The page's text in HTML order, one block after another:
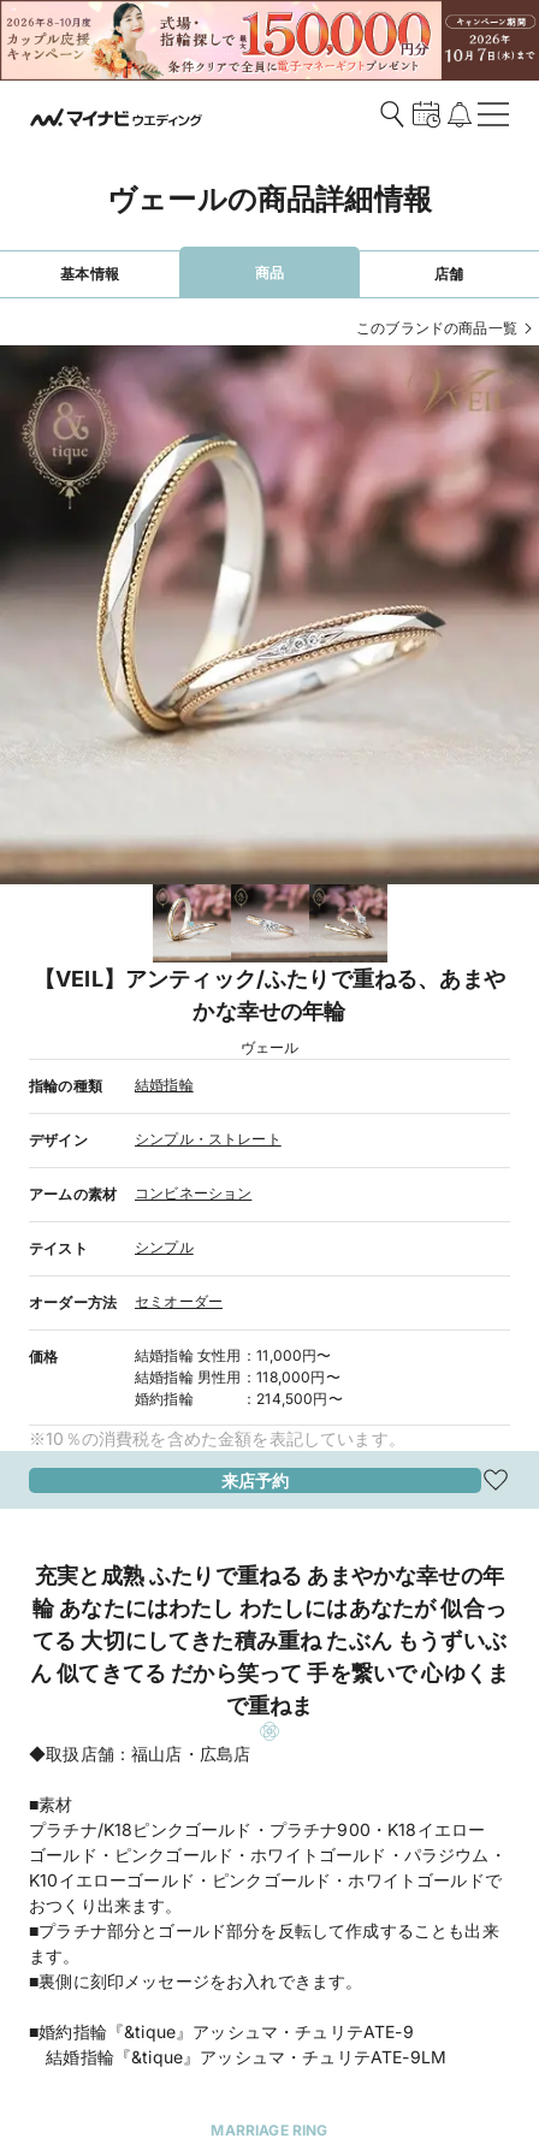
ヴェールの商品詳細情報
基本情報 商品 店舗
このブランドの商品一覧
【VEIL】アンティック/ふたりで重ねる、あまや
かな幸せの年輪
ヴェール
指輪の種類 結婚指輪
デザイン シンプル・ストレート
アームの素材 コンビネーション
テイスト シンプル
オーダー方法 セミオーダー
価格 結婚指輪 女性用 ：11,000円〜
結婚指輪 男性用 ：118,000円〜
婚約指輪
： 214,500円〜
※10％の消費税を含めた金額を表記しています。
来店予約
充実と成熟 ふたりで重ねる あまやかな幸せの年
輪 あなたにはわたし わたしにはあなたが 似合っ
てる 大切にしてきた積み重ね たぶん もうずいぶ
ん 似てきてる だから笑って 手を繋いで 心ゆくま
で重ねま
◆取扱店舗：福山店・広島店
■素材
プラチナ/K18ピンクゴールド・プラチナ900・K18イエロー
ゴールド・ピンクゴールド・ホワイトゴールド・パラジウム・
K10イエローゴールド・ピンクゴールド・ホワイトゴールドで
おつくり出来ます。
■プラチナ部分とゴールド部分を反転して作成することも出来
ます。
■裏側に刻印メッセージをお入れできます。
■婚約指輪『&tique』アッシュマ・チュリテATE-9
結婚指輪『&tique』アッシュマ・チュリテATE-9LM
MARRIAGE RING